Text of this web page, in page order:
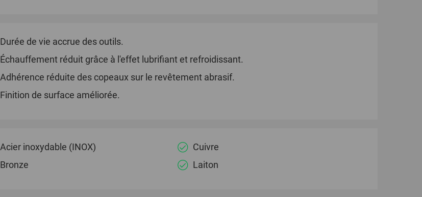
Durée de vie accrue des outils.
Échauffement réduit grâce à l'effet lubrifiant et refroidissant.
Adhérence réduite des copeaux sur le revêtement abrasif.
Finition de surface améliorée.
Acier inoxydable (INOX)
Bronze
Cuivre
Laiton